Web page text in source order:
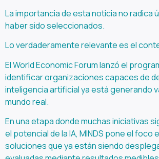
La importancia de esta noticia no radica
haber sido seleccionados.
Lo verdaderamente relevante es el
El World Economic Forum lanzó el
identificar organizaciones capaces de
inteligencia artificial ya está generando
mundo real.
En una etapa donde muchas iniciativas
el potencial de la IA, MINDS pone el foco
soluciones que ya están siendo